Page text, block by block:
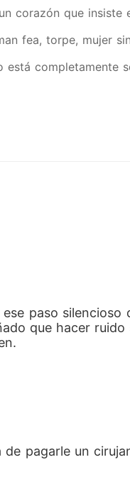
corazón que
fea, torpe, mujer
está completamente
siempre, sin
No obstante, los
romper y mucho
a sí misma... ya no
lo hará sin
paso
que hacer
pagarle un